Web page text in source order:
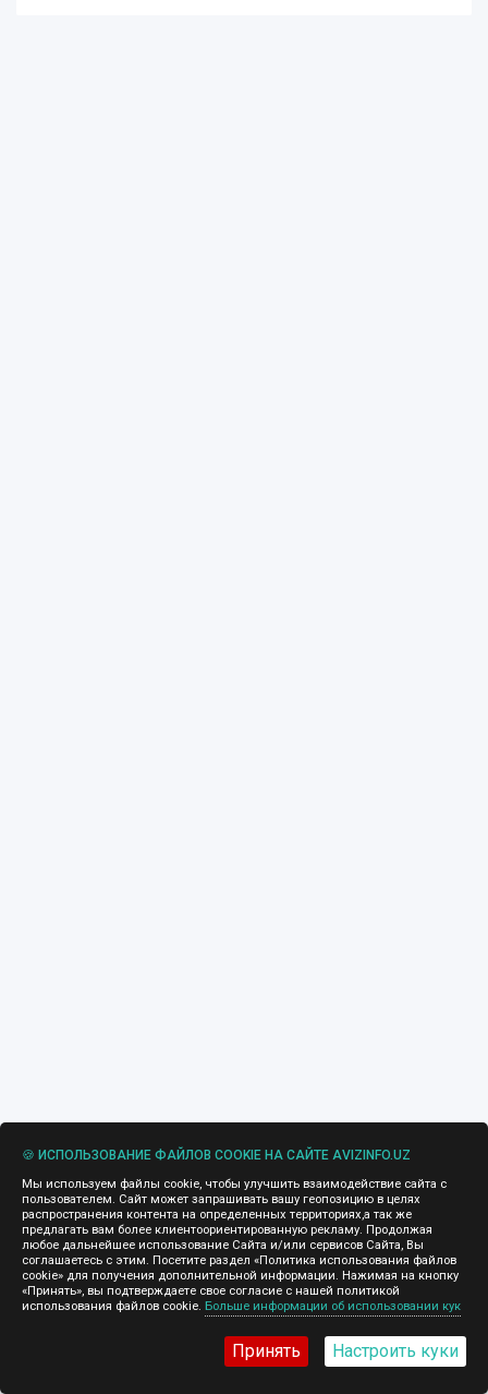
🍪 ИСПОЛЬЗОВАНИЕ ФАЙЛОВ COOKIE НА САЙТЕ AVIZINFO.UZ
Мы используем файлы cookie, чтобы улучшить взаимодействие сайта с
пользователем. Сайт может запрашивать вашу геопозицию в целях
распространения контента на определенных территориях,а так же
предлагать вам более клиентоориентированную рекламу. Продолжая
любое дальнейшее использование Сайта и/или сервисов Сайта, Вы
соглашаетесь с этим. Посетите раздел «Политика использования файлов
cookie» для получения дополнительной информации. Нажимая на кнопку
«Принять», вы подтверждаете свое согласие с нашей политикой
использования файлов cookie. Больше информации об использовании кук
Принять Настроить куки